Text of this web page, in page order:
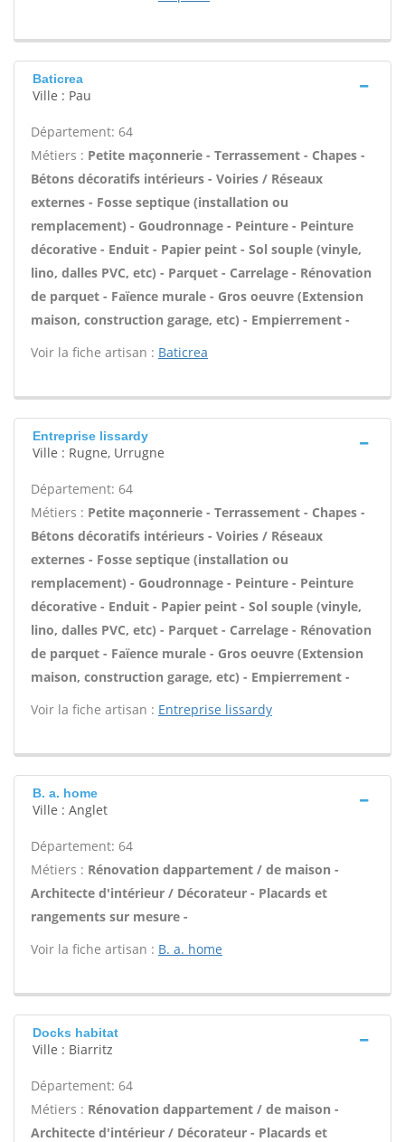
Baticrea
Ville : Pau
Département: 64
Métiers : Petite maçonnerie - Terrassement - Chapes -
Bétons décoratifs intérieurs - Voiries / Réseaux
externes - Fosse septique (installation ou
remplacement) - Goudronnage - Peinture - Peinture
décorative - Enduit - Papier peint - Sol souple (vinyle,
lino, dalles PVC, etc) - Parquet - Carrelage - Rénovation
de parquet - Faïence murale - Gros oeuvre (Extension
maison, construction garage, etc) - Empierrement -
Voir la fiche artisan : Baticrea
Entreprise lissardy
Ville : Rugne, Urrugne
Département: 64
Métiers : Petite maçonnerie - Terrassement - Chapes -
Bétons décoratifs intérieurs - Voiries / Réseaux
externes - Fosse septique (installation ou
remplacement) - Goudronnage - Peinture - Peinture
décorative - Enduit - Papier peint - Sol souple (vinyle,
lino, dalles PVC, etc) - Parquet - Carrelage - Rénovation
de parquet - Faïence murale - Gros oeuvre (Extension
maison, construction garage, etc) - Empierrement -
Voir la fiche artisan : Entreprise lissardy
B. a. home
Ville : Anglet
Département: 64
Métiers : Rénovation dappartement / de maison -
Architecte d'intérieur / Décorateur - Placards et
rangements sur mesure -
Voir la fiche artisan : B. a. home
Docks habitat
Ville : Biarritz
Département: 64
Métiers : Rénovation dappartement / de maison -
Architecte d'intérieur / Décorateur - Placards et